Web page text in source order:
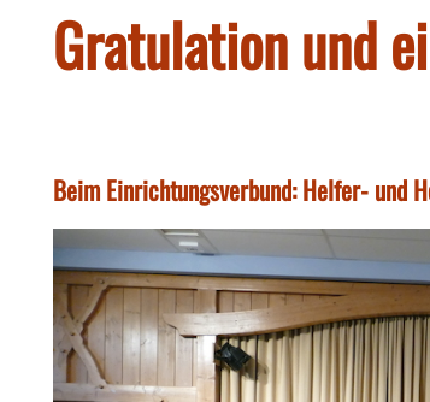
Gratulation und
Beim Einrichtungsverbund: Helfer- und